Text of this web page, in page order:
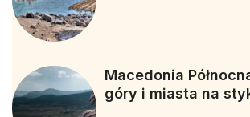
Macedonia
góry i miasta na